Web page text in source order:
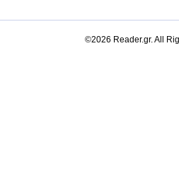
©2026 Reader.gr. All